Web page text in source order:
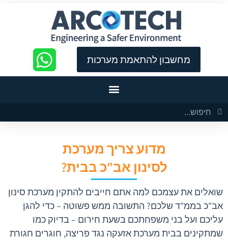
מחשבון להתאמת מערכות
מדוע צריך מערכת
לסינון אב"כ בבית?
שואלים את עצמכם למה אתם חייבים להתקין מערכת סינון
אב"כ בממ"ד שלכם? התשובה ממש פשוטה – כדי להגן
עליכם ועל בני משפחתכם בשעת חירום – בדיוק כמו
שמתקינים בבית מערכת אזעקה נגד פריצה, חוגרים חגורת